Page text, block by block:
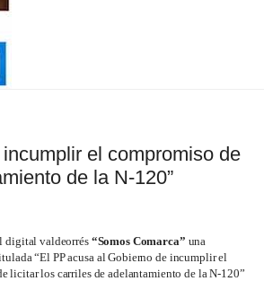
el compromiso de
de la N-120”
digital valdeorrés“Somos Comarca” una
“El PP acusa al Gobierno de incumplir el
licitar los carriles de adelantamiento de la N-120”